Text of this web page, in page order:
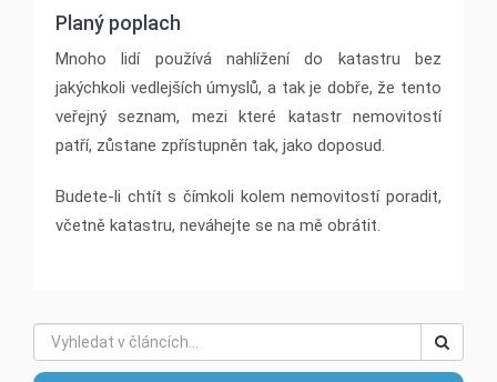
Planý poplach
Mnoho lidí používá nahlížení do katastru bez
jakýchkoli vedlejších úmyslů, a tak je dobře, že tento
veřejný seznam, mezi které katastr nemovitostí
patří, zůstane zpřístupněn tak, jako doposud.
Budete-li chtít s čímkoli kolem nemovitostí poradit,
včetně katastru, neváhejte se na mě obrátit.